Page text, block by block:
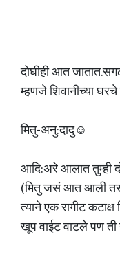
दोघीही आत
म्हणजे शिवानीच्या
मितु-अनु:दादु☺️
आदि:अरे आलात तुम्ही
(मितु जसं आत आली तसं
त्याने एक रागीट
खूप वाईट वाटले पण